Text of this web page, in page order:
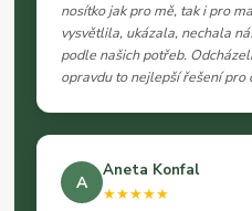
nosítko jak pro mě, tak i pro
vysvětlila, ukázala, nechala
podle našich potřeb.
opravdu to nejlepší řešení pro
A
Aneta Konfal
★★★★★